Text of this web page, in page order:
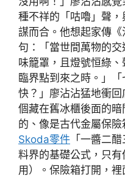
種不祥的「咕嚕」聲
謀而合。他想起家傳
句：「當世間萬物的交
味籠罩，且燈號恒綠
臨界點到來之時。」
快？」廖沾沾猛地衝
個藏在舊冰櫃後面的
的、像是古代金屬保險
Skoda零件 「一醬二
料界的基礎公式，只
用）。保險箱打開，